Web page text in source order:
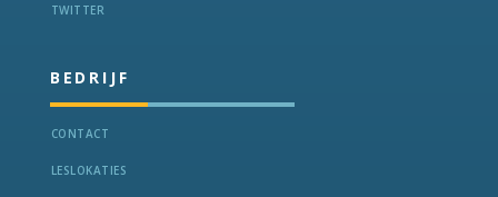
TWITTER
BEDRIJF
CONTACT
LESLOKATIES